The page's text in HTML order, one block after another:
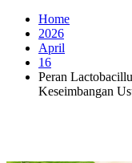
Home
2026
April
16
Peran
Keseimbangan